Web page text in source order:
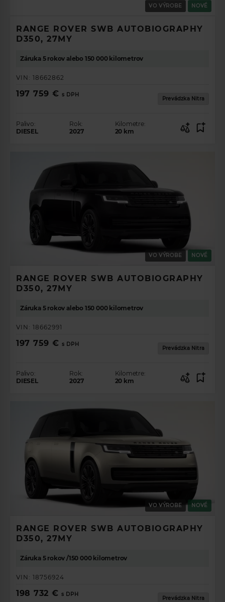
VO VÝROBE NOVÉ
RANGE ROVER SWB AUTOBIOGRAPHY
D350, 27MY
Záruka 5 rokov alebo 150 000 kilometrov
VIN: 18662862
197 759 € s DPH
Prevádzka Nitra
Palivo:
DIESEL
Rok:
2027
Kilometre:
20 km
VO VÝROBE NOVÉ
RANGE ROVER SWB AUTOBIOGRAPHY
D350, 27MY
Záruka 5 rokov alebo 150 000 kilometrov
VIN: 18662991
197 759 € s DPH
Prevádzka Nitra
Palivo:
DIESEL
Rok:
2027
Kilometre:
20 km
VO VÝROBE NOVÉ
RANGE ROVER SWB AUTOBIOGRAPHY
D350, 27MY
Záruka 5 rokov /150 000 kilometrov
VIN: 18756924
198 732 € s DPH
Prevádzka Nitra